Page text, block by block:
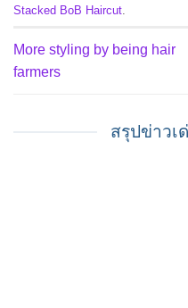
Stacked BoB Haircut
More styling by being hair
farmers
สรุปข่าวเ